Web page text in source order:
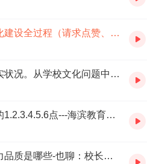
敬观-美，应贯穿学校文化建设全过程（请求点赞、订阅给动力哈）
敬观-学校文化的一些现实状况。从学校文化问题中感知优秀学校的共同点
敬观-听班主任工作艺术的1.2.3.4.5.6点---海滨教育观察
敬观-校长最重要的领导力品质是哪些-也聊：校长，你凭什么领导别人